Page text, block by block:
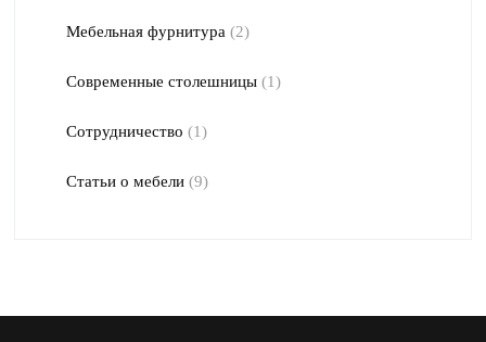
Мебельная фурнитура (2)
Современные столешницы(1)
Сотрудничество (1)
Статьи о мебели(9)